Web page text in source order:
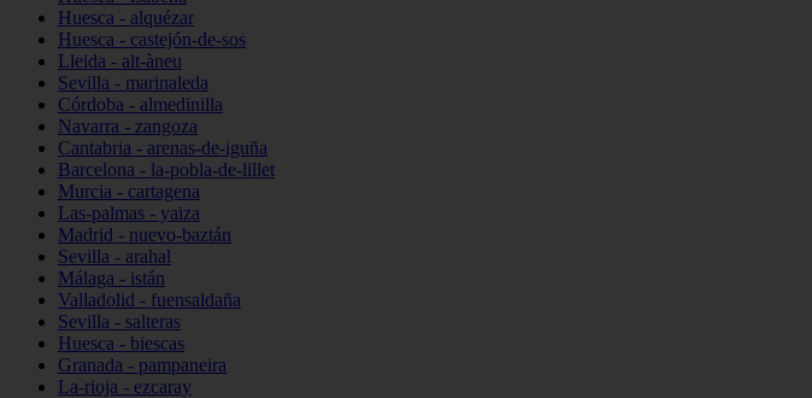
Huesca - alquézar
Huesca - castejón-de-sos
Lleida - alt-àneu
Sevilla - marinaleda
Córdoba - almedinilla
Navarra - zangoza
Cantabria - arenas-de-iguña
Barcelona - la-pobla-de-lillet
Murcia - cartagena
Las-palmas - yaiza
Madrid - nuevo-baztán
Sevilla - arahal
Málaga - istán
Valladolid - fuensaldaña
Sevilla - salteras
Huesca - biescas
Granada - pampaneira
La-rioja - ezcaray